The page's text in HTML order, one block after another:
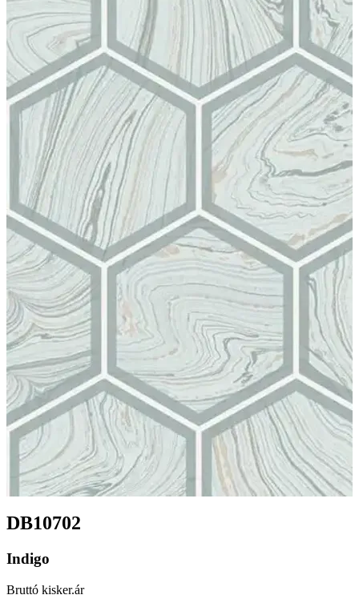
DB10702
Indigo
Bruttó kisker.ár